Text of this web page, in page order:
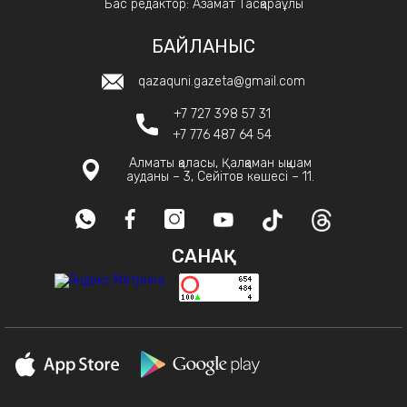
Бас редактор: Азамат Тасқараұлы
БАЙЛАНЫС
qazaquni.gazeta@gmail.com
+7 727 398 57 31
+7 776 487 64 54
Алматы қаласы, Қалқаман ықшам
ауданы – 3, Сейітов көшесі – 11.
САНАҚ